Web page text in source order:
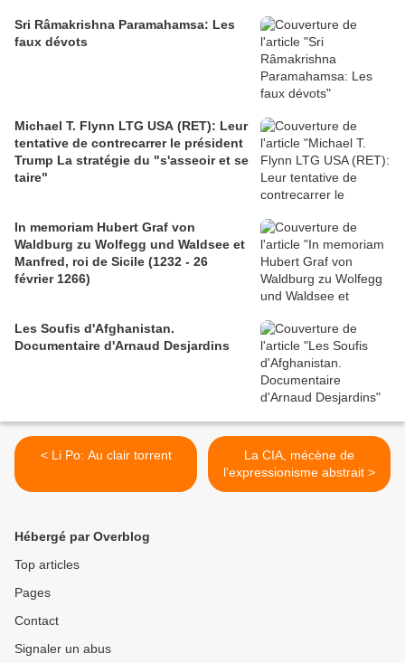
Sri Râmakrishna Paramahamsa: Les
faux dévots
Michael T. Flynn LTG USA (RET): Leur
tentative de contrecarrer le président
Trump La stratégie du "s'asseoir et se
taire"
In memoriam Hubert Graf von
Waldburg zu Wolfegg und Waldsee et
Manfred, roi de Sicile (1232 - 26
février 1266)
Les Soufis d'Afghanistan.
Documentaire d'Arnaud Desjardins
< Li Po: Au clair torrent
La CIA, mécène de
l'expressionisme abstrait >
Hébergé par Overblog
Top articles
Pages
Contact
Signaler un abus